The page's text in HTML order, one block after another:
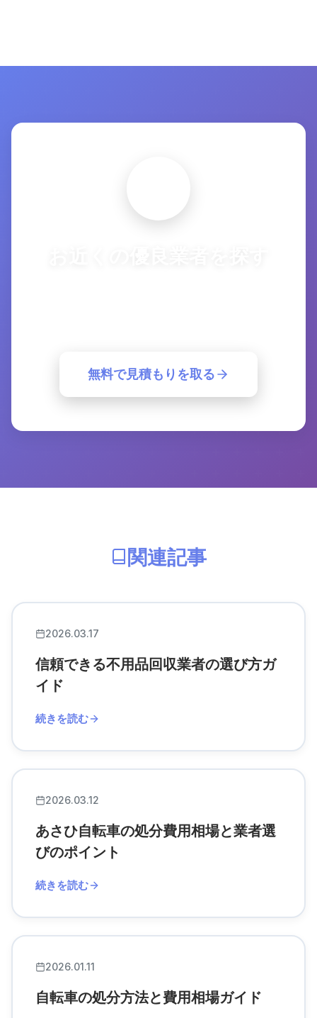
無料で見積もりを取る
関連記事
2026.03.17
信頼できる不用品回収業者の選び方ガ
イド
続きを読む
2026.03.12
あさひ自転車の処分費用相場と業者選
びのポイント
続きを読む
2026.01.11
自転車の処分方法と費用相場ガイド